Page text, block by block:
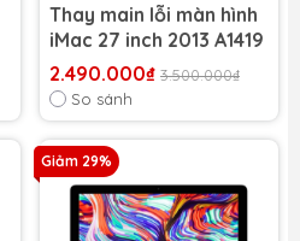
Thay main lỗi màn hình
iMac 27 inch 2013 A1419
2.490.000₫ 3.500.000₫
So sánh
Giảm 29%